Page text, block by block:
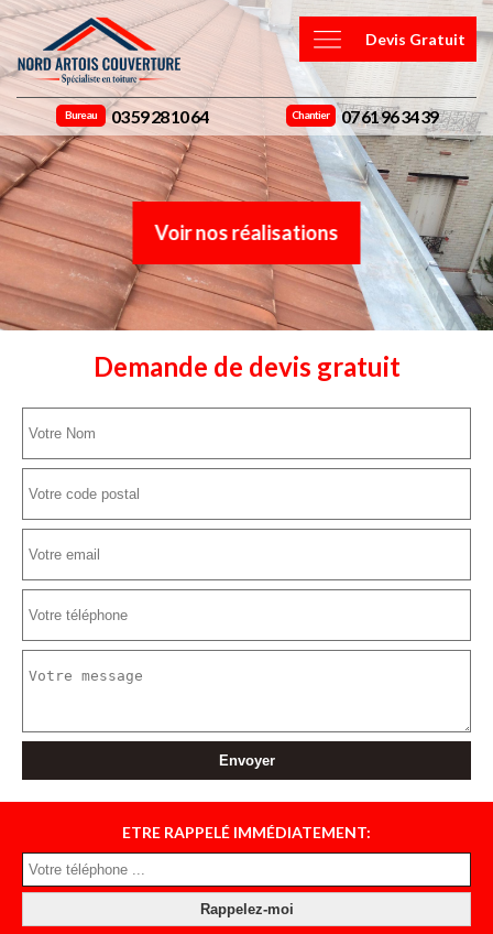
Devis Gratuit
Bureau 03 59 28 10 64 Chantier 07 61 96 34 39
Voir nos réalisations
Demande de devis gratuit
ETRE RAPPELÉ IMMÉDIATEMENT: